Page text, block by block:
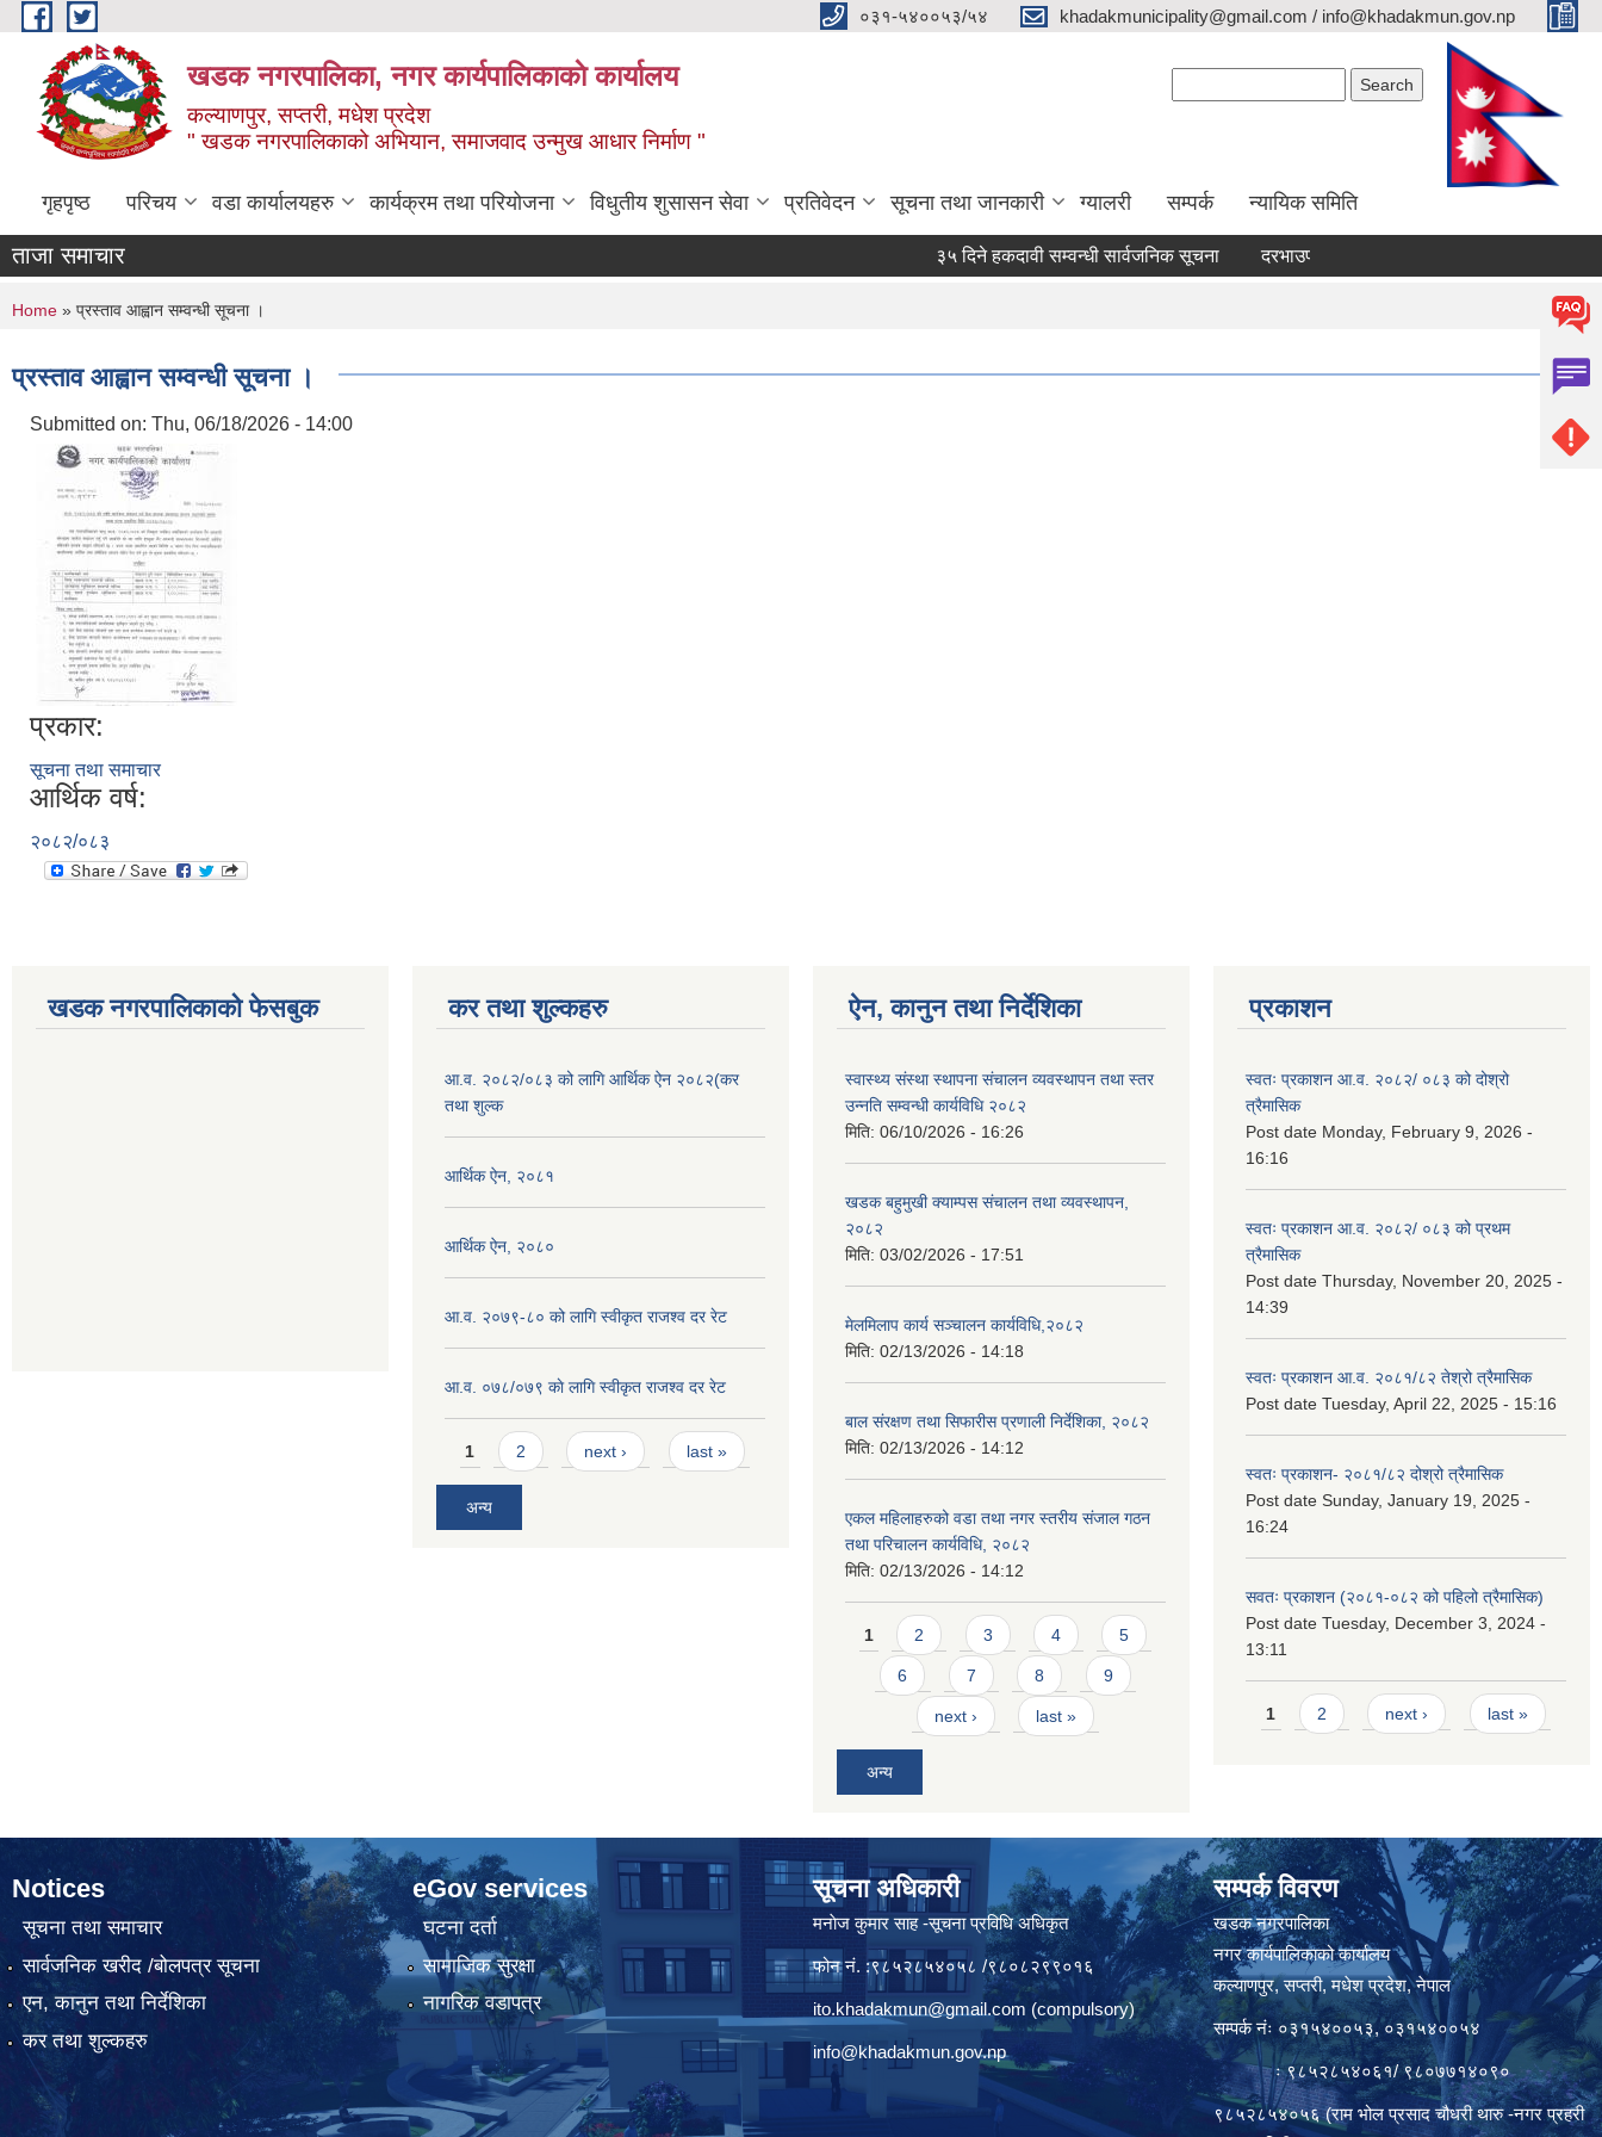
Skip to main content ०३१-५४००५३/५४ khadakmunicipality@gmail.com / info@khadakmun.gov.np
खडक नगरपालिका, नगर कार्यपालिकाकाे कार्यालय
कल्याणपुर, सप्तरी, मधेश प्रदेश
" खडक नगरपालिकाको अभियान, समाजवाद उन्मुख आधार निर्माण "
गृहपृष्ठ परिचय वडा कार्यालयहरु कार्यक्रम तथा परियोजना विधुतीय शुसासन सेवा प्रतिवेदन सूचना तथा जानकारी ग्यालरी सम्पर्क न्यायिक समिति
ताजा समाचार ३५ दिने हकदावी सम्वन्धी सार्वजनिक सूचना दरभाउपत्र स्वीकृत गर्ने आश्यको सूचना
You are here
Home » प्रस्ताव आह्वान सम्वन्धी सूचना ।
प्रस्ताव आह्वान सम्वन्धी सूचना ।
Submitted on: Thu, 06/18/2026 - 14:00
प्रकार:
सूचना तथा समाचार
आर्थिक वर्ष:
२०८२/०८३
खडक नगरपालिकाको फेसबुक कर तथा शुल्कहरु
आ.व. २०८२/०८३ को लागि आर्थिक ऐन २०८२(कर
तथा शुल्क
आर्थिक ऐन, २०८१
आर्थिक ऐन, २०८०
आ.व. २०७९-८० को लागि स्वीकृत राजश्व दर रेट
आ.व. ०७८/०७९ काे लागि स्वीकृत राजश्व दर रेट
Pages
1 2 next › last »
अन्य
ऐन, कानुन तथा निर्देशिका
स्वास्थ्य संस्था स्थापना संचालन व्यवस्थापन तथा स्तर
उन्नति सम्वन्धी कार्यविधि २०८२
मिति: 06/10/2026 - 16:26
खडक बहुमुखी क्याम्पस संचालन तथा व्यवस्थापन,
२०८२
मिति: 03/02/2026 - 17:51
मेलमिलाप कार्य सञ्चालन कार्यविधि,२०८२
मिति: 02/13/2026 - 14:18
बाल संरक्षण तथा सिफारीस प्रणाली निर्देशिका, २०८२
मिति: 02/13/2026 - 14:12
एकल महिलाहरुको वडा तथा नगर स्तरीय संजाल गठन
तथा परिचालन कार्यविधि, २०८२
मिति: 02/13/2026 - 14:12
Pages
1 2 3 4 5
6 7 8 9
next › last »
अन्य
प्रकाशन
स्वतः प्रकाशन आ.व. २०८२/ ०८३ को दोश्रो
त्रैमासिक
Post date Monday, February 9, 2026 -
16:16
स्वतः प्रकाशन आ.व. २०८२/ ०८३ को प्रथम
त्रैमासिक
Post date Thursday, November 20, 2025 -
14:39
स्वतः प्रकाशन आ.व. २०८१/८२ तेश्रो त्रैमासिक
Post date Tuesday, April 22, 2025 - 15:16
स्वतः प्रकाशन- २०८१/८२ दोश्रो त्रैमासिक
Post date Sunday, January 19, 2025 -
16:24
सवतः प्रकाशन (२०८१-०८२ को पहिलो त्रैमासिक)
Post date Tuesday, December 3, 2024 -
13:11
Pages
1 2 next › last »
Notices
सूचना तथा समाचार
सार्वजनिक खरीद /बोलपत्र सूचना
एन, कानुन तथा निर्देशिका
कर तथा शुल्कहरु
eGov services
घटना दर्ता
सामाजिक सुरक्षा
नागरिक वडापत्र
सूचना अधिकारी
मनाेज कुमार साह -सूचना प्रविधि अधिकृत
फोन नं. :९८५२८५४०५८ /९८०८२९९०१६
ito.khadakmun@gmail.com (compulsory)
info@khadakmun.gov.np
सम्पर्क विवरण
खडक नगरपालिका
नगर कार्यपालिकाको कार्यालय
कल्याणपुर, सप्तरी, मधेश प्रदेश, नेपाल
सम्पर्क नंः ०३१५४००५३, ०३१५४००५४
ः ९८५२८५४०६१/ ९८०७७१४०९०
९८५२८५४०५६ (राम भोल प्रसाद चौधरी थारु -नगर प्रहरी